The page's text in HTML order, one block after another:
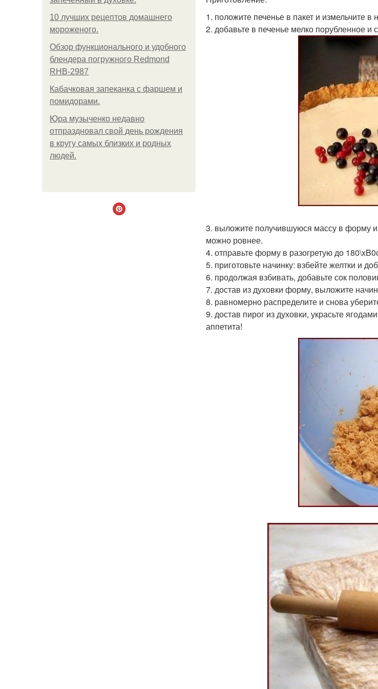
10 лучших рецептов домашнего
мороженого.
Обзор функционального и удобного
блендера погружного Redmond
RHB-2987
Кабачковая запеканка с фаршем и
помидорами.
Юра музыченко недавно
отпраздновал свой день рождения
в кругу самых близких и родных
людей.
1. положите печенье в пакет и измельчите в
2. добавьте в печенье мелко порубленное
3. выложите получившуюся массу в форму и
можно ровнее.
4. отправьте форму в разогретую до
5. приготовьте начинку: взбейте желтки и
6. продолжая взбивать, добавьте сок
7. достав из духовки форму, выложите
8. равномерно распределите и снова
9. достав пирог из духовки, украсьте
аппетита!